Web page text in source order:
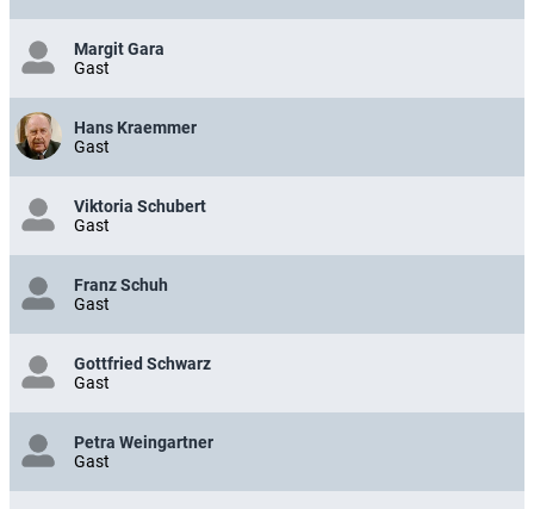
Margit Gara
Gast
Hans Kraemmer
Gast
Viktoria Schubert
Gast
Franz Schuh
Gast
Gottfried Schwarz
Gast
Petra Weingartner
Gast